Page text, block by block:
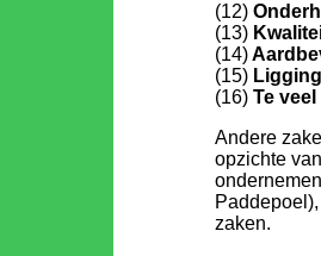
(12)
(13)
(14)
(15)
(16) Te
Andere
opzichte
zaken.